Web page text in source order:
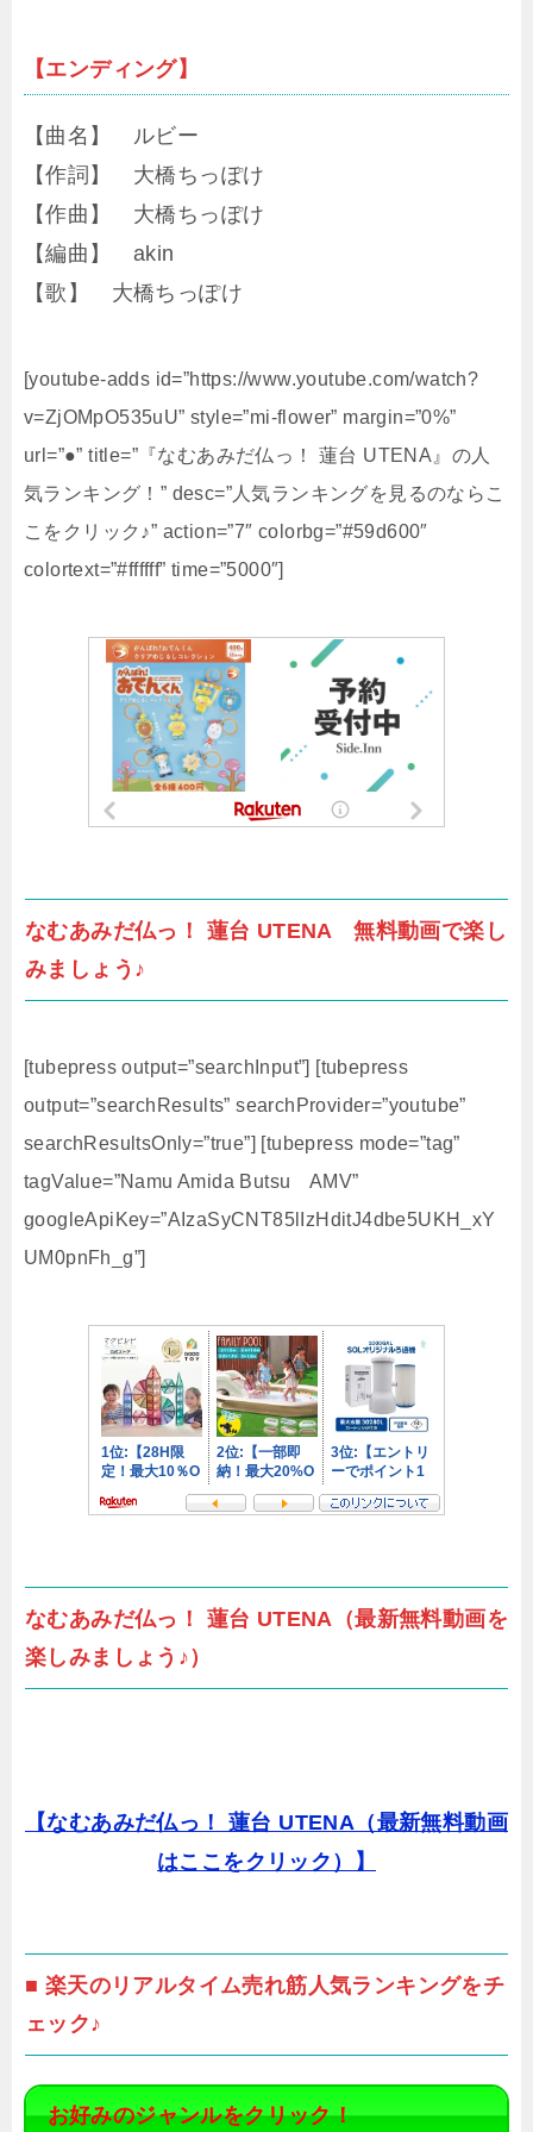
【エンディング】
【曲名】 ルビー
【作詞】 大橋ちっぽけ
【作曲】 大橋ちっぽけ
【編曲】 akin
【歌】 大橋ちっぽけ
[youtube-adds id=”https://www.youtube.com/watch?
v=ZjOMpO535uU” style=”mi-flower” margin=”0%”
url=”●” title=”『なむあみだ仏っ！ 蓮台 UTENA』の人
気ランキング！” desc=”人気ランキングを見るのならこ
こをクリック♪” action=”7″ colorbg=”#59d600″
colortext=”#ffffff” time=”5000″]
なむあみだ仏っ！ 蓮台 UTENA 無料動画で楽し
みましょう♪
[tubepress output=”searchInput”] [tubepress
output=”searchResults” searchProvider=”youtube”
searchResultsOnly=”true”] [tubepress mode=”tag”
tagValue=”Namu Amida Butsu AMV”
googleApiKey=”AIzaSyCNT85lIzHditJ4dbe5UKH_xY
UM0pnFh_g”]
なむあみだ仏っ！ 蓮台 UTENA（最新無料動画を
楽しみましょう♪）
【なむあみだ仏っ！ 蓮台 UTENA（最新無料動画
はここをクリック）】
■ 楽天のリアルタイム売れ筋人気ランキングをチ
ェック♪
お好みのジャンルをクリック！